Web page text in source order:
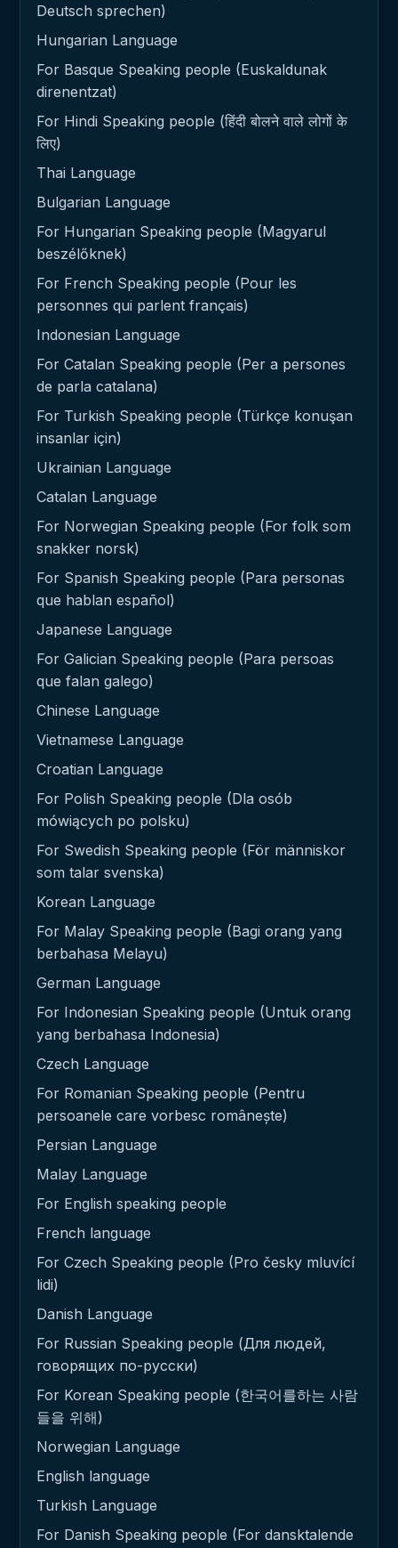
Deutsch sprechen)
Hungarian Language
For Basque Speaking people (Euskaldunak
direnentzat)
For Hindi Speaking people (हिंदी बोलने वाले लोगों के
लिए)
Thai Language
Bulgarian Language
For Hungarian Speaking people (Magyarul
beszélőknek)
For French Speaking people (Pour les
personnes qui parlent français)
Indonesian Language
For Catalan Speaking people (Per a persones
de parla catalana)
For Turkish Speaking people (Türkçe konuşan
insanlar için)
Ukrainian Language
Catalan Language
For Norwegian Speaking people (For folk som
snakker norsk)
For Spanish Speaking people (Para personas
que hablan español)
Japanese Language
For Galician Speaking people (Para persoas
que falan galego)
Chinese Language
Vietnamese Language
Croatian Language
For Polish Speaking people (Dla osób
mówiących po polsku)
For Swedish Speaking people (För människor
som talar svenska)
Korean Language
For Malay Speaking people (Bagi orang yang
berbahasa Melayu)
German Language
For Indonesian Speaking people (Untuk orang
yang berbahasa Indonesia)
Czech Language
For Romanian Speaking people (Pentru
persoanele care vorbesc românește)
Persian Language
Malay Language
For English speaking people
French language
For Czech Speaking people (Pro česky mluvící
lidi)
Danish Language
For Russian Speaking people (Для людей,
говорящих по-русски)
For Korean Speaking people (한국어를하는 사람
들을 위해)
Norwegian Language
English language
Turkish Language
For Danish Speaking people (For dansktalende